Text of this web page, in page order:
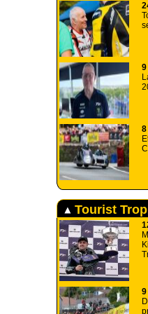
9
8
Tourist
9